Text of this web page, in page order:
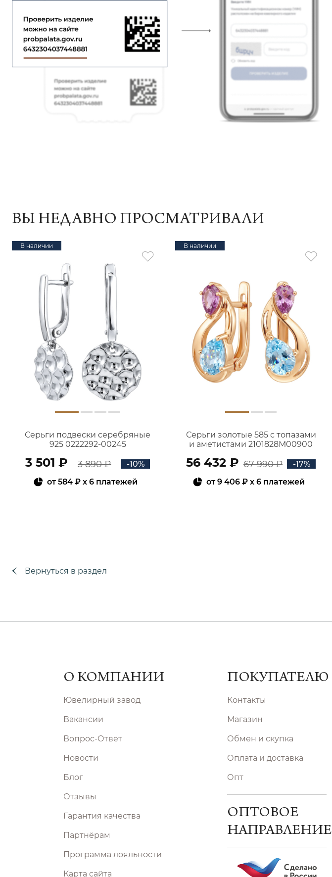
ВЫ НЕДАВНО ПРОСМАТРИВАЛИ
В наличии
Серьги подвески серебряные
925 0222292-00245
3 501 ₽ 3 890 ₽
-10%
от584 ₽ x 6 платежей
В наличии
Серьги золотые 585 с топазами
и аметистами 2101828М00900
56 432 ₽ 67 990 ₽
-17%
от9 406 ₽ x 6 платежей
Вернуться в раздел
О КОМПАНИИ
Ювелирный завод
Вакансии
Вопрос-Ответ
Новости
Блог
Отзывы
Гарантия качества
Партнёрам
Программа лояльности
Карта сайта
ПОКУПАТЕЛЮ
Контакты
Магазин
Обмен и скупка
Оплата и доставка
Опт
ОПТОВОЕ
НАПРАВЛЕНИЕ